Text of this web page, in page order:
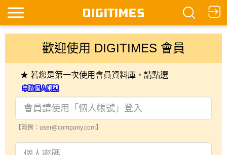
歡迎使用 DIGITIMES 會員
★ 若您是第一次使用會員資料庫，請點選
【範例：user@company.com】